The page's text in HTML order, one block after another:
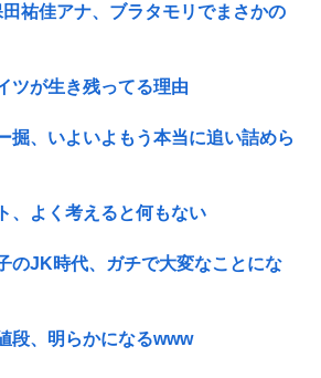
田祐佳アナ、ブラタモリでまさかの
ツが生き残ってる理由
掘、いよいよもう本当に追い詰めら
、よく考えると何もない
のJK時代、ガチで大変なことにな
段、明らかになるwww